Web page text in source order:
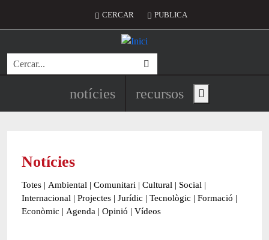
Menú del compte d'usuari
CERCAR PUBLICA
Cerca
Navegació principal de
notícies recursos Show main menu
Notícies
Totes | Ambiental | Comunitari | Cultural | Social |
Internacional | Projectes | Jurídic | Tecnològic | Formació |
Econòmic | Agenda | Opinió | Vídeos